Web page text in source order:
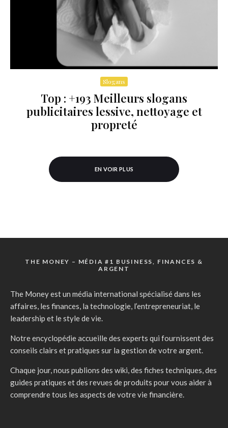
Slogans
Top : +193 Meilleurs slogans
publicitaires lessive, nettoyage et
propreté
EN VOIR PLUS
THE MONEY – MÉDIA #1 BUSINESS, FINANCES &
ARGENT
The Money est un média international spécialisé dans les
affaires, les finances, la technologie, l’entrepreneuriat, le
leadership et le style de vie.
Notre encyclopédie accueille des experts qui fournissent des
conseils clairs et pratiques sur la gestion de votre argent.
Chaque jour, nous publions des wiki, des fiches techniques, des
guides pratiques et des revues de produits pour vous aider à
comprendre tous les aspects de votre vie financière.